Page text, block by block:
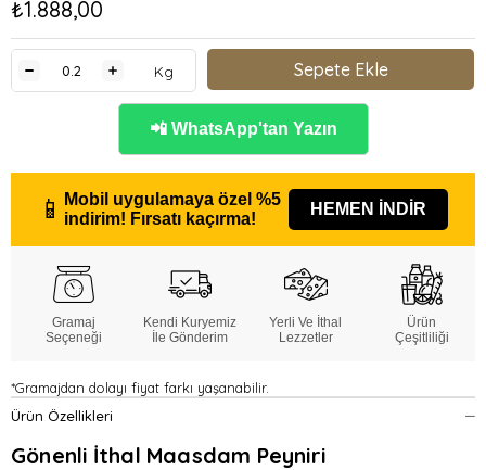
₺1.888,00
Kg
📲 WhatsApp'tan Yazın
📱 Mobil uygulamaya özel %5
indirim! Fırsatı kaçırma!
HEMEN İNDİR
Gramaj
Seçeneği
Kendi Kuryemiz
İle Gönderim
Yerli Ve İthal
Lezzetler
Ürün
Çeşitliliği
*Gramajdan dolayı fiyat farkı yaşanabilir.
Ürün Özellikleri
Gönenli İthal Maasdam Peyniri